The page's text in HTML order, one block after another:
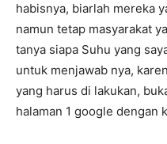
habisnya, biarlah mereka
namun tetap masyarakat
tanya siapa Suhu yang
untuk menjawab nya,
yang harus di lakukan,
halaman 1 google dengan